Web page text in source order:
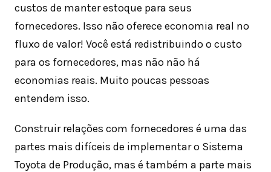
custos de manter estoque para seus
fornecedores. Isso não oferece economia real no
fluxo de valor! Você está redistribuindo o custo
para os fornecedores, mas não não há
economias reais. Muito poucas pessoas
entendem isso.
Construir relações com fornecedores é uma das
partes mais difíceis de implementar o Sistema
Toyota de Produção, mas é também a parte mais